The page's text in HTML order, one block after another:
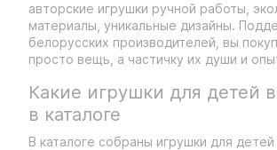
авторские игрушки ручной работы,
материалы, уникальные дизайны.
белорусских производителей, вы
просто вещь, а частичку их души и
Какие игрушки для детей
в каталоге
В каталоге собраны игрушки для